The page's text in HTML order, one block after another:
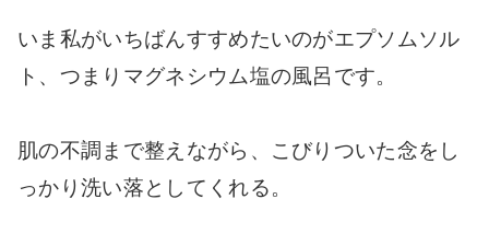
いま私がいちばんすすめたいのがエプソムソル
ト、つまりマグネシウム塩の風呂です。
肌の不調まで整えながら、こびりついた念をし
っかり洗い落としてくれる。